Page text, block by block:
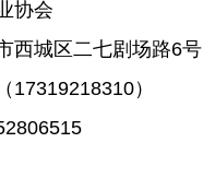
协会
西城区二七剧场路6号
17319218310）